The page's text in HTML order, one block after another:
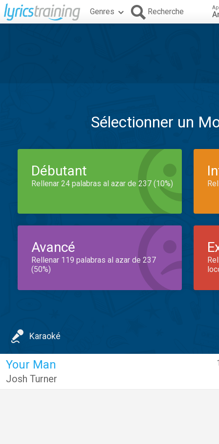
Genres Recherche
Sélectionner un
Débutant
Rellenar 24 palabras al azar de 237 (10%)
Avancé
Rellenar 119 palabras al azar de 237
(50%)
Karaoké
Your Man
Josh Turner